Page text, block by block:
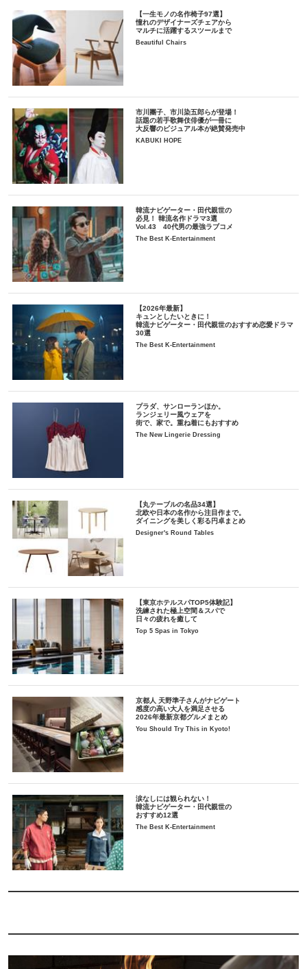
【一生モノの名作椅子97選】
憧れのデザイナーズチェアから
マルチに活躍するスツールまで
Beautiful Chairs
市川團子、市川染五郎らが登場！
話題の若手歌舞伎俳優が一冊に
大反響のビジュアル本が絶賛発売中
KABUKI HOPE
韓流ナビゲーター・田代親世の
必見！ 韓流名作ドラマ3選
Vol.43 40代男の最強ラブコメ
The Best K-Entertainment
【2026年最新】
キュンとしたいときに！
韓流ナビゲーター・田代親世のおすすめ恋愛ドラマ
30選
The Best K-Entertainment
プラダ、サンローランほか。
ランジェリー風ウェアを
街で、家で。重ね着にもおすすめ
The New Lingerie Dressing
【丸テーブルの名品34選】
北欧や日本の名作から注目作まで。
ダイニングを美しく彩る円卓まとめ
Designer's Round Tables
【東京ホテルスパTOP5体験記】
洗練された極上空間＆スパで
日々の疲れを癒して
Top 5 Spas in Tokyo
京都人 天野準子さんがナビゲート
感度の高い大人を満足させる
2026年最新京都グルメまとめ
You Should Try This in Kyoto!
涙なしには観られない！
韓流ナビゲーター・田代親世の
おすすめ12選
The Best K-Entertainment